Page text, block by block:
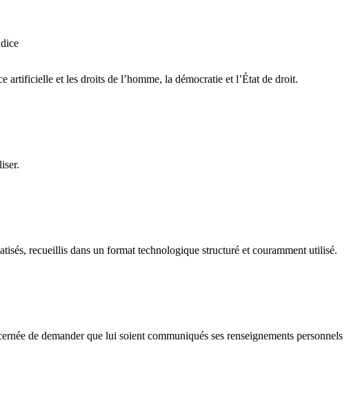
et les droits de l’homme, la démocratie et l’État de droit.
recueillis dans un format technologique structuré et couramment utilisé.
de demander que lui soient communiqués ses renseignements personnels